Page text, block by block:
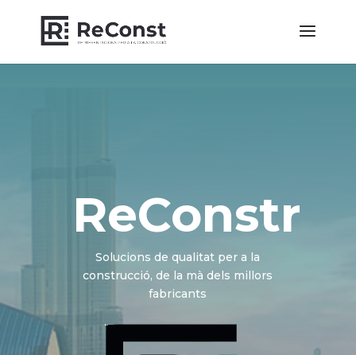
ReConstr
Solucions de qualitat per a la
construcció, de la mà dels millors
fabricants